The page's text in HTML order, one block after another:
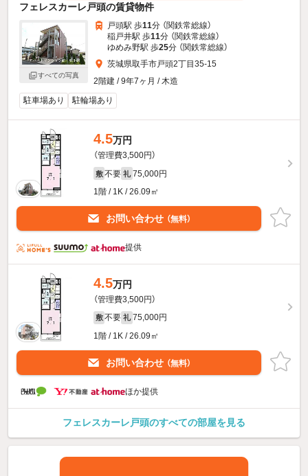
フェレスカーレ戸頭の賃貸物件
すべての写真
戸頭駅 歩11分 （関鉄常総線）
稲戸井駅 歩11分 （関鉄常総線）
ゆめみ野駅 歩25分 （関鉄常総線）
茨城県取手市戸頭2丁目35-15
2階建 / 9年7ヶ月 / 木造
駐車場あり
駐輪場あり
4.5万円
（管理費3,500円）
敷 不要 礼 75,000円
1階 / 1K / 26.09㎡
お問い合わせ （無料）
提供
4.5万円
（管理費3,500円）
敷 不要 礼 75,000円
1階 / 1K / 26.09㎡
お問い合わせ （無料）
ほか提供
フェレスカーレ戸頭のすべての部屋を見る